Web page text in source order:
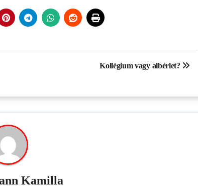
Kollégium vagy albérlet?
Kamilla